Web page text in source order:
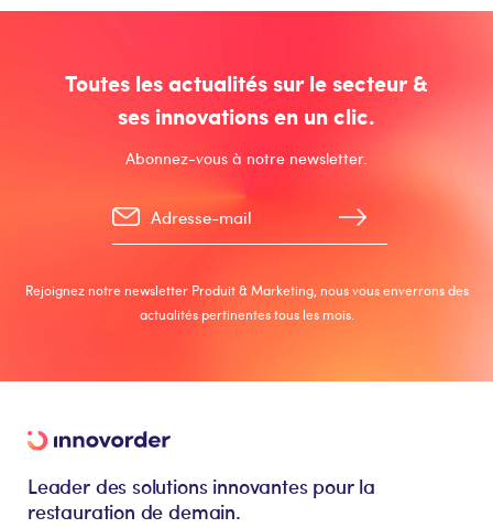
Toutes les actualités sur le secteur &
ses innovations en un clic.
Abonnez-vous à notre newsletter.
Rejoignez notre newsletter Produit & Marketing, nous vous enverrons des
actualités pertinentes tous les mois.
Leader des solutions innovantes pour la
restauration de demain.